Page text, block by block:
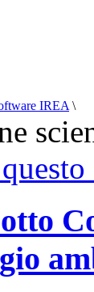
IREA \